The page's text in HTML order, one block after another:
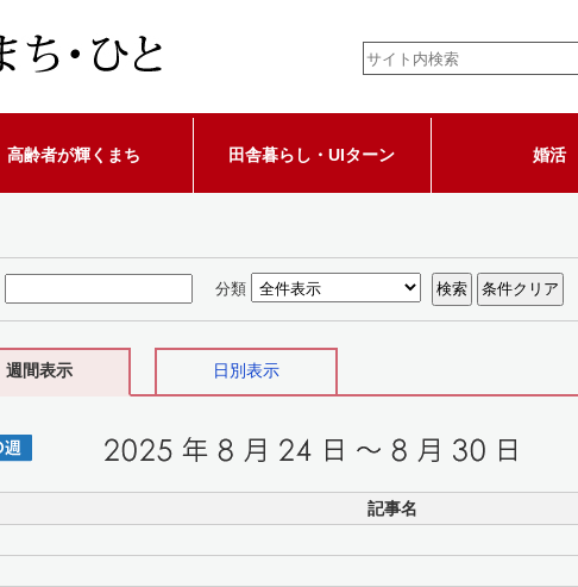
高齢者が輝くまち 田舎暮らし・UIターン 婚活
分類
週間表示 日別表示
記事名